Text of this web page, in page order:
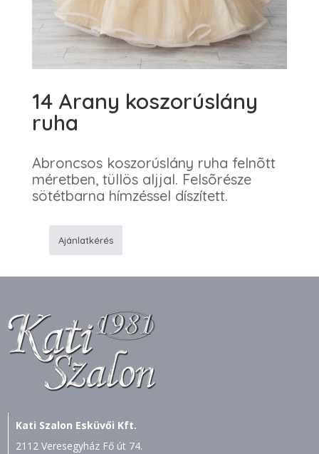
14 Arany koszorúslány
ruha
Abroncsos koszorúslány ruha felnõtt
méretben, tüllös aljjal. Felsõrésze
sötétbarna hímzéssel díszített.
koszorúslány
mennyiség
Ajánlatkérés
Kati Szalon Esküvői Kft.
2112 Veresegyház Fő út 74.